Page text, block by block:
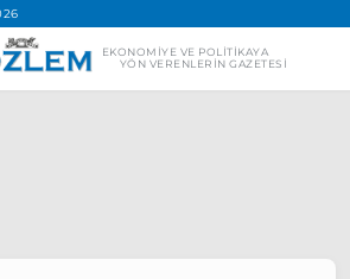
EKONOMIYE VE POLITIKAYA
YÖN VERENLERIN GAZETESI